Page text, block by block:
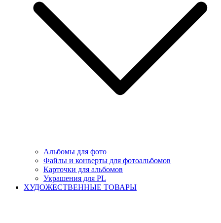
Альбомы для фото
Файлы и конверты для фотоальбомов
Карточки для альбомов
Украшения для PL
ХУДОЖЕСТВЕННЫЕ ТОВАРЫ